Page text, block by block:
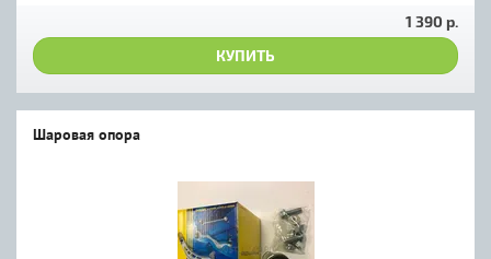
1 390 р.
КУПИТЬ
Шаровая опора